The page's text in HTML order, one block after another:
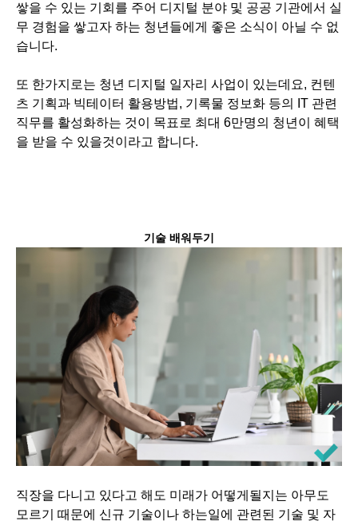
쌓을 수 있는 기회를 주어 디지털 분야 및 공공 기관에서 실
무 경험을 쌓고자 하는 청년들에게 좋은 소식이 아닐 수 없
습니다.
또 한가지로는 청년 디지털 일자리 사업이 있는데요, 컨텐
츠 기획과 빅테이터 활용방법, 기록물 정보화 등의 IT 관련
직무를 활성화하는 것이 목표로 최대 6만명의 청년이 혜택
을 받을 수 있을것이라고 합니다.
기술 배워두기
직장을 다니고 있다고 해도 미래가 어떻게될지는 아무도
모르기 때문에 신규 기술이나 하는일에 관련된 기술 및 자